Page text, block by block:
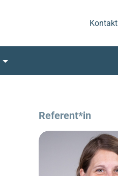
Kontakt.
Referent*in